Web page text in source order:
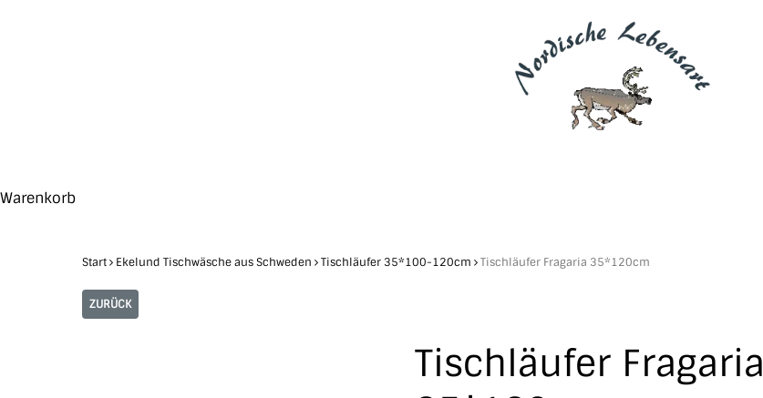
WarenkorbClose
Start Ekelund Tischwäsche aus Schweden Tischläufer 35*100-120cm Tischläufer Fragaria 35*120cm
ZURÜCK
Tischläufer Fragaria